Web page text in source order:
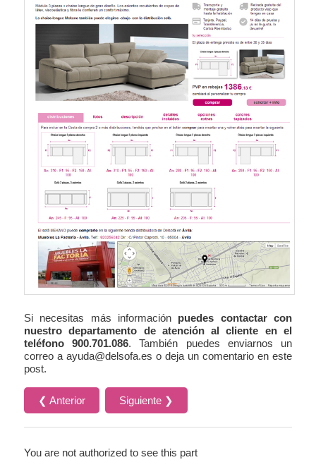
Si necesitas más información puedes contactar con
nuestro departamento de atención al cliente en el
teléfono 900.701.086. También puedes enviarnos un
correo a ayuda@delsofa.es o deja un comentario en este
post.
❮ Anterior Siguiente ❯
You are not authorized to see this part